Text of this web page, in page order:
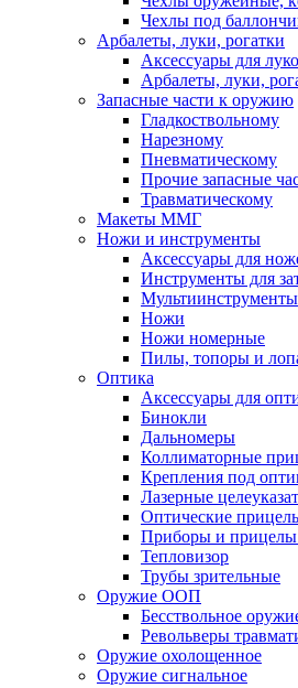
Чехлы под
Арбалеты, луки, рогатки
Аксессуары для
Арбалеты, луки,
Запасные части к оружию
Гладкоствольному
Нарезному
Пневматическому
Прочие запасные
Травматическому
Макеты ММГ
Ножи и инструменты
Аксессуары для
Инструменты для
Мультиинструменты
Ножи
Ножи номерные
Пилы, топоры и
Оптика
Аксессуары для
Бинокли
Дальномеры
Коллиматорные
Крепления под
Лазерные
Оптические
Приборы и прицелы
Тепловизор
Трубы зрительные
Оружие ООП
Бесствольное
Револьверы
Оружие охолощенное
Оружие сигнальное